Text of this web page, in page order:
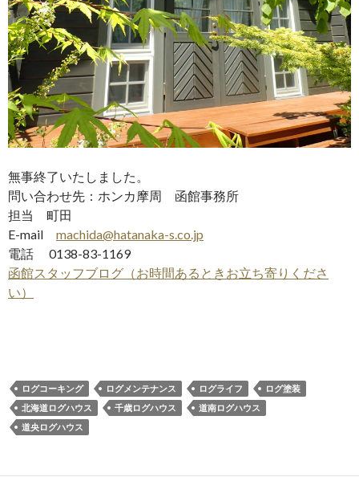
無事終了いたしました。
問い合わせ先：ホンカ摩周 函館事務所
担当 町田
E-mail machida@hatanaka-s.co.jp
電話 0138-83-1169
函館スタッフブログ（お時間あるときお立ち寄りくださ
い）
ログコーキング ログメンテナンス ログライフ
ログ塗装
北海道ログハウス
千歳ログハウス
道南ログハウス
道央ログハウス